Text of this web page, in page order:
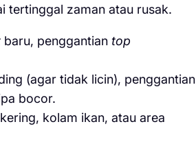
tertinggal zaman atau rusak.
baru, penggantian top
(agar tidak licin), penggantian
bocor.
kolam ikan, atau area